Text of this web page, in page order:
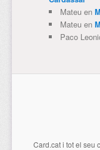
Mateuen
Mateuen
Paco
Card.cati tot el seu